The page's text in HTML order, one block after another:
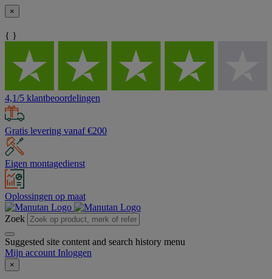
×
{ }
4,1/5 klantbeoordelingen
Gratis levering vanaf €200
Eigen montagedienst
Oplossingen op maat
Zoek
Suggested site content and search history menu
Mijn account Inloggen
×